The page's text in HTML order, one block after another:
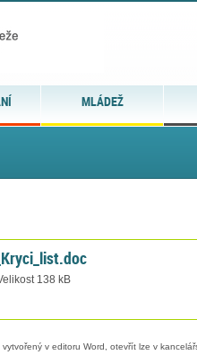
MLÁDEŽ
138 kB
v editoru Word, otevřít lze v